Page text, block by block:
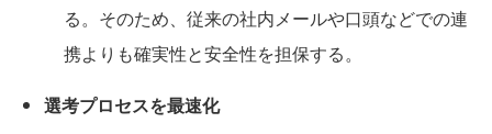
る。そのため、従来の社内メールや口頭などでの連
携よりも確実性と安全性を担保する。
選考プロセスを最速化